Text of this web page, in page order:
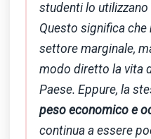
studenti lo
Questo significa
settore marginale,
modo diretto la vita
Paese. Eppure, la
peso economico e
continua a essere